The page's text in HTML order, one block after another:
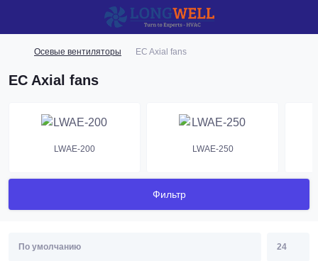
Осевые вентиляторы EC Axial fans
EC Axial fans
LWAE-200 LWAE-250
Фильтр